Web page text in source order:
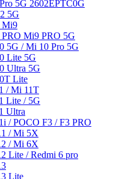
5G 2602EPTC0G
5G
Mi9
Mi9 PRO 5G
5G / Mi 10 Pro 5G
Lite 5G
Ultra 5G
Lite
/ Mi 11T
Lite / 5G
Ultra
/ POCO F3 / F3 PRO
/ Mi 5X
/ Mi 6X
Lite / Redmi 6 pro
Lite